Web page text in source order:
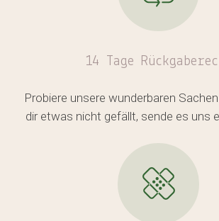
Es befinden sich
14 Tage
Probiere unsere wunderbaren
dir etwas nicht gefällt, sende es uns